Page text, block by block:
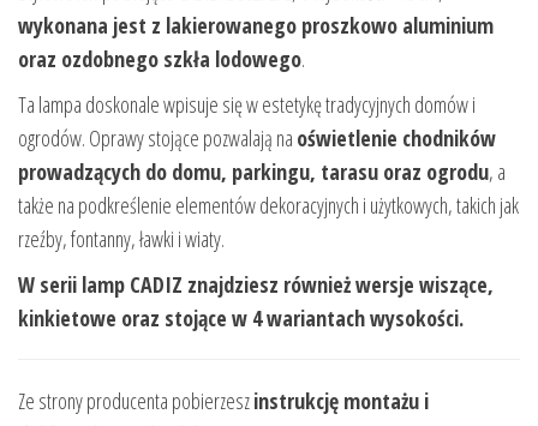
wykonana jest z lakierowanego proszkowo aluminium
oraz ozdobnego szkła lodowego.
Ta lampa doskonale wpisuje się w estetykę tradycyjnych domów i
ogrodów. Oprawy stojące pozwalają na oświetlenie chodników
prowadzących do domu, parkingu, tarasu oraz ogrodu, a
także na podkreślenie elementów dekoracyjnych i użytkowych, takich jak
rzeźby, fontanny, ławki i wiaty.
W serii lamp CADIZ znajdziesz również wersje wiszące,
kinkietowe oraz stojące w 4 wariantach wysokości.
Ze strony producenta pobierzeszinstrukcję montażu i